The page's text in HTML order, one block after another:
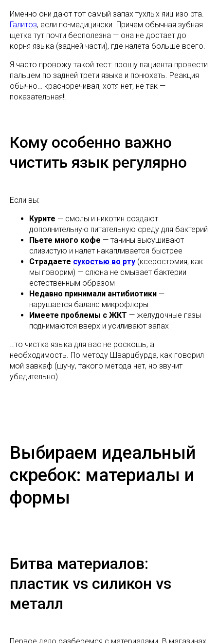
Именно они дают тот самый запах тухлых яиц изо рта.
Галитоз, если по-медицински. Причем обычная зубная
щетка тут почти бесполезна — она не достает до
корня языка (задней части), где налета больше всего.
Я часто провожу такой тест: прошу пациента провести
пальцем по задней трети языка и понюхать. Реакция
обычно… красноречивая, хотя нет, не так —
показательная!!
Кому особенно важно
чистить язык регулярно
Если вы:
Курите — смолы и никотин создают
дополнительную питательную среду для бактерий
Пьете много кофе — танины высушивают
слизистую и налет накапливается быстрее
Страдаете сухостью во рту (ксеростомия, как
мы говорим) — слюна не смывает бактерии
естественным образом
Недавно принимали антибиотики —
нарушается баланс микрофлоры
Имеете проблемы с ЖКТ — желудочные газы
поднимаются вверх и усиливают запах
…то чистка языка для вас не роскошь, а
необходимость. По методу Шварцбурда, как говорил
мой завкаф (шучу, такого метода нет, но звучит
убедительно).
Выбираем идеальный
скребок: материалы и
формы
Битва материалов:
пластик vs силикон vs
металл